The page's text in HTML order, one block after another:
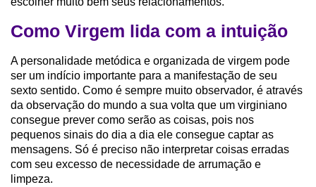
Como Virgem lida com a intuição
A personalidade metódica e organizada de virgem pode
ser um indício importante para a manifestação de seu
sexto sentido. Como é sempre muito observador, é através
da observação do mundo a sua volta que um virginiano
consegue prever como serão as coisas, pois nos
pequenos sinais do dia a dia ele consegue captar as
mensagens. Só é preciso não interpretar coisas erradas
com seu excesso de necessidade de arrumação e
limpeza.